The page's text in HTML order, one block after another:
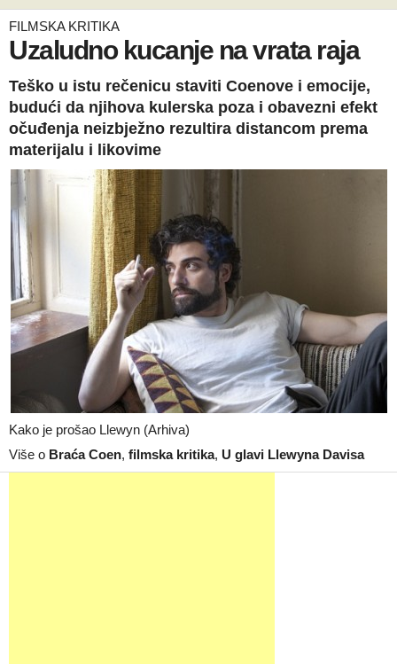
FILMSKA KRITIKA
Uzaludno kucanje na vrata raja
Teško u istu rečenicu staviti Coenove i emocije,
budući da njihova kulerska poza i obavezni efekt
očuđenja neizbježno rezultira distancom prema
materijalu i likovime
Kako je prošao Llewyn (Arhiva)
Više o Braća Coen, filmska kritika, U glavi Llewyna Davisa